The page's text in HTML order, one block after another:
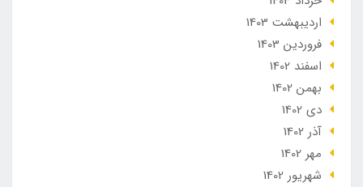
ارديبهشت 1403
فروردین 1403
اسفند 1402
بهمن 1402
دی 1402
آذر 1402
مهر 1402
شهریور 1402